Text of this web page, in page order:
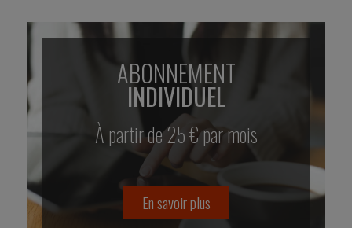
ABONNEMENT
INDIVIDUEL
À partir de 25 € par mois
En savoir plus